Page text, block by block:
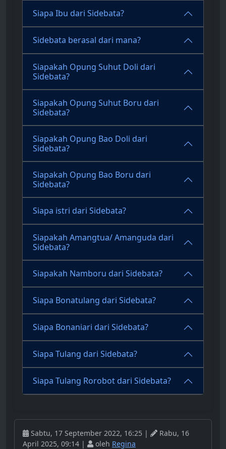
Siapa Ibu dari Sidebata?
Sidebata berasal dari mana?
Siapakah Opung Suhut Doli dari
Sidebata?
Siapakah Opung Suhut Boru dari
Sidebata?
Siapakah Opung Bao Doli dari
Sidebata?
Siapakah Opung Bao Boru dari
Sidebata?
Siapa istri dari Sidebata?
Siapakah Amangtua/ Amanguda dari
Sidebata?
Siapakah Namboru dari Sidebata?
Siapa Bonatulang dari Sidebata?
Siapa Bonaniari dari Sidebata?
Siapa Tulang dari Sidebata?
Siapa Tulang Rorobot dari Sidebata?
Sabtu, 17 September 2022, 16:25 |
Rabu, 16
April 2025, 09:14 |
oleh Regina